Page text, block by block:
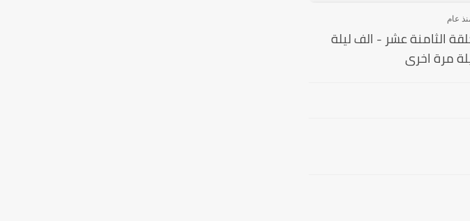
عام
الثامنة عشر - الف ليلة
مرة اخرى